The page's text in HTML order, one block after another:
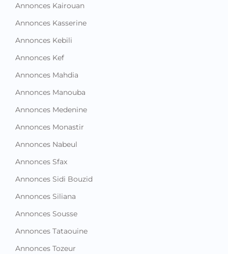
Annonces Kairouan
Annonces Kasserine
Annonces Kebili
Annonces Kef
Annonces Mahdia
Annonces Manouba
Annonces Medenine
Annonces Monastir
Annonces Nabeul
Annonces Sfax
Annonces Sidi Bouzid
Annonces Siliana
Annonces Sousse
Annonces Tataouine
Annonces Tozeur